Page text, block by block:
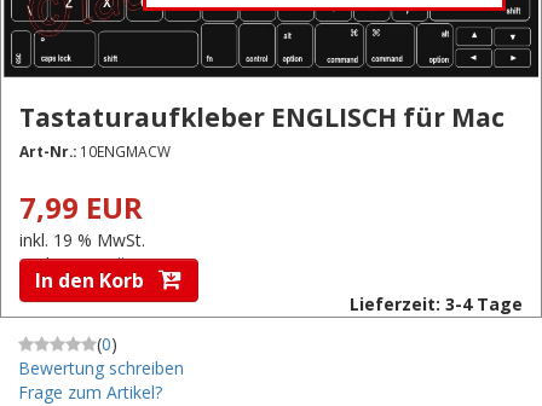
Tastaturaufkleber ENGLISCH für Mac
Art-Nr.: 10ENGMACW
7,99 EUR
inkl. 19 % MwSt.
zzgl.Versandkosten
Lieferzeit: 3-4 Tage
In den Korb
(0)
Bewertung schreiben
Frage zum Artikel?